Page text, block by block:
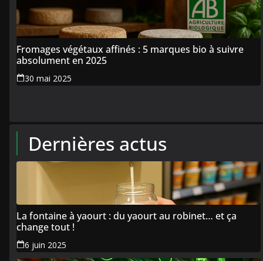
Fromages végétaux affinés : 5 marques bio à suivre
absolument en 2025
30 mai 2025
Dernières actus
La fontaine à yaourt : du yaourt au robinet… et ça
change tout !
6 juin 2025